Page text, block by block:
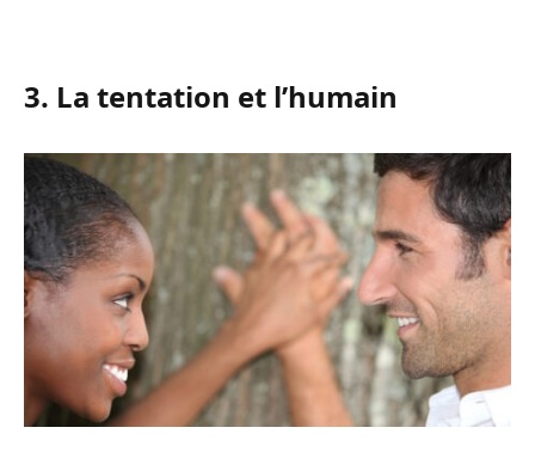
3. La tentation et l’humain